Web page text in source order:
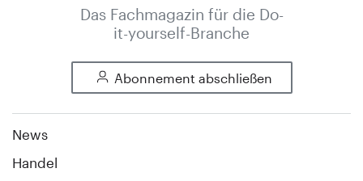
Das Fachmagazin für die Do-
it-yourself-Branche
Abonnement abschließen
News
Handel